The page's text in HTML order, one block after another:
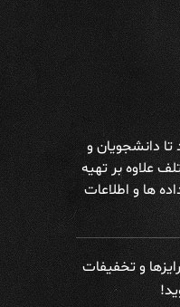
دانشجویان و
علاوه بر تهیه
ها و اطلاعات
و تخفیفات